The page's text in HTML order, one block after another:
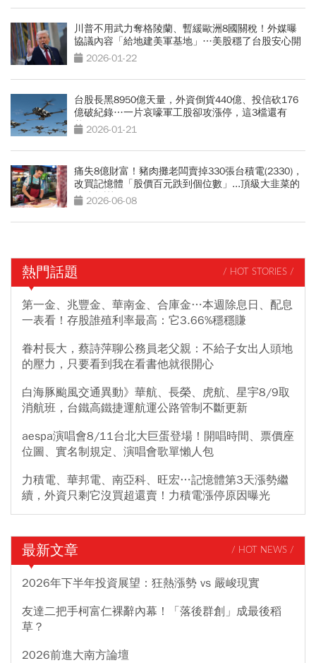
川普不用武力奪格陵蘭、暫緩歐洲8國關稅！外媒曝
協議內容「給地建美軍基地」…美股穩了台股安心開
漲 2026-01-22
台股長黑8950億天量，外資倒貨440億、投信砍176
億破紀錄…一片哀嚎軍工股卻攻漲停，這3檔還有
戲？2026-01-21
痛失8億財富！豬肉攤老闆賣掉330張台積電(2330)，
改買記憶體「股價百元跌到個位數」...頂級大韭菜的
血淚教訓
2026-06-08
熱門話題 / HOT STORIES /
第一金、兆豐金、華南金、合庫金…本週除息日、配息
一表看！存股誰殖利率最高：它3.66%穩穩賺
眷村長大，蔡詩萍聊公務員老父親：不給子女出人頭地
的壓力，只要看到我在看書他就很開心
白海豚颱風交通異動》華航、長榮、虎航、星宇8/9取
消航班，台鐵高鐵捷運航運公路管制不斷更新
aespa演唱會8/11台北大巨蛋登場！開唱時間、票價座
位圖、實名制規定、演唱會歌單懶人包
力積電、華邦電、南亞科、旺宏…記憶體第3天漲勢繼
續，外資只剩它沒買超還賣！力積電漲停原因曝光
最新文章 / HOT NEWS /
2026年下半年投資展望：狂熱漲勢 vs 嚴峻現實
友達二把手柯富仁裸辭內幕！「落後群創」成最後稻
草？
2026前進大南方論壇